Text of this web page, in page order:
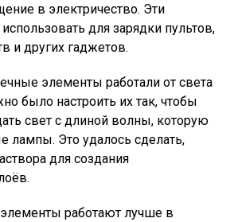
в электричество. Эти
для зарядки пультов,
и других гаджетов.
элементы работали от света
было настроить их так, чтобы
свет с длиной волны, которую
лампы. Это удалось сделать,
для создания
работают лучше в